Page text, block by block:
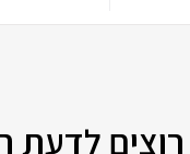
רוצים לדעת